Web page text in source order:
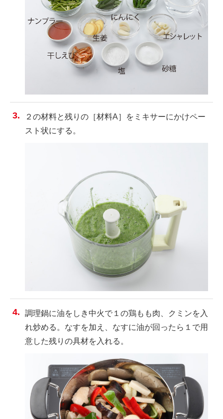
２の材料と残りの［材料A］をミキサーにかけペー
スト状にする。
調理鍋に油をしき中火で１の鶏もも肉、クミンを入
れ炒める。なすを加え、なすに油が回ったら１で用
意した残りの具材を入れる。